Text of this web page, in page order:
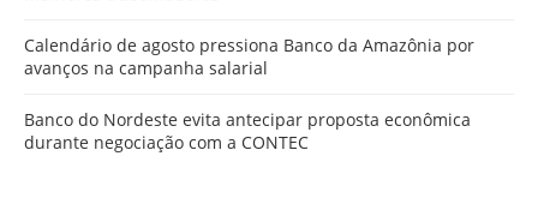
Calendário de agosto pressiona Banco da Amazônia por
avanços na campanha salarial
Banco do Nordeste evita antecipar proposta econômica
durante negociação com a CONTEC